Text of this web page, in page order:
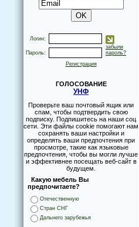
Логин:
Пароль:
забыли
пароль?
Регистрация
ГОЛОСОВАНИЕ
УНФ
Проверьте ваш почтовый ящик или
спам, чтобы подтвердить свою
подписку. Подпишитесь на наши соц
сети. Эти файлы cookie помогают нам
сохранять ваши настройки и
определять ваши предпочтения при
просмотре, такие как языковые
предпочтения, чтобы вы могли лучше
и эффективнее посещать веб-сайт в
будущем.
Какую мебель Вы
предпочитаете?
Отечественную
Стран СНГ
Дальнего зарубежья